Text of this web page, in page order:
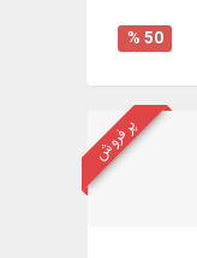
50 %
پر فروش